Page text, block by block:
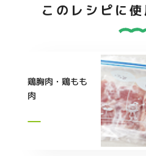
このレシピに
鶏胸肉・鶏もも
肉